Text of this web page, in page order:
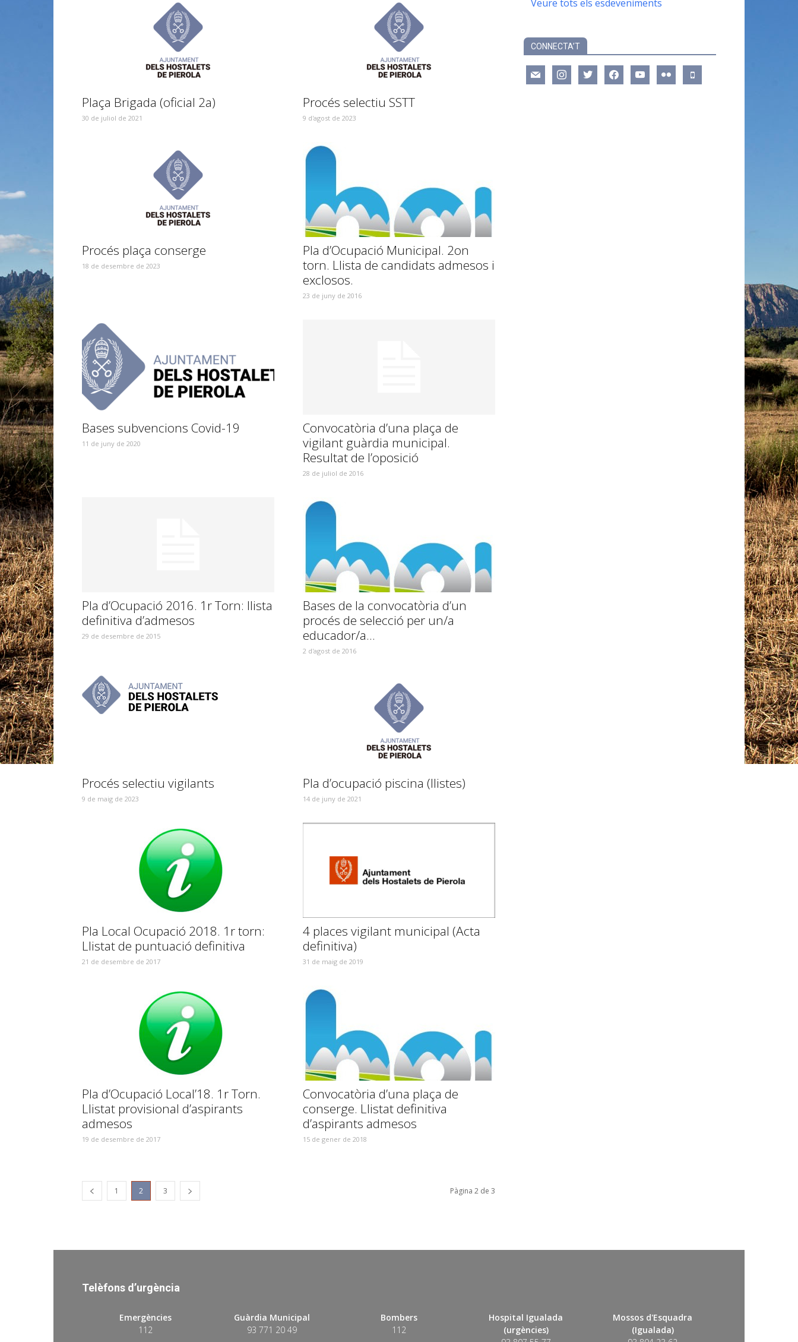
Plaça Brigada (oficial 2a)
30 de juliol de 2021
Procés selectiu SSTT
9 d'agost de 2023
Procés plaça conserge
18 de desembre de 2023
Pla d’Ocupació Municipal. 2on
torn. Llista de candidats admesos i
exclosos.
23 de juny de 2016
Bases subvencions Covid-19
11 de juny de 2020
Convocatòria d’una plaça de
vigilant guàrdia municipal.
Resultat de l’oposició
28 de juliol de 2016
Pla d’Ocupació 2016. 1r Torn: llista
definitiva d’admesos
29 de desembre de 2015
Bases de la convocatòria d’un
procés de selecció per un/a
educador/a...
2 d'agost de 2016
Procés selectiu vigilants
9 de maig de 2023
Pla d’ocupació piscina (llistes)
14 de juny de 2021
Pla Local Ocupació 2018. 1r torn:
Llistat de puntuació definitiva
21 de desembre de 2017
4 places vigilant municipal (Acta
definitiva)
31 de maig de 2019
Pla d’Ocupació Local’18. 1r Torn.
Llistat provisional d’aspirants
admesos
19 de desembre de 2017
Convocatòria d’una plaça de
conserge. Llistat definitiva
d’aspirants admesos
15 de gener de 2018
1 2 3 Pàgina 2 de 3
Veure tots els esdeveniments
CONNECTA’T
mail instagramtwitter facebookyoutube flickr mobile
Telèfons d’urgència
Emergències
112
Guàrdia Municipal
93 771 20 49
Bombers
112
Hospital Igualada
(urgències)
Mossos d'Esquadra
(Igualada)